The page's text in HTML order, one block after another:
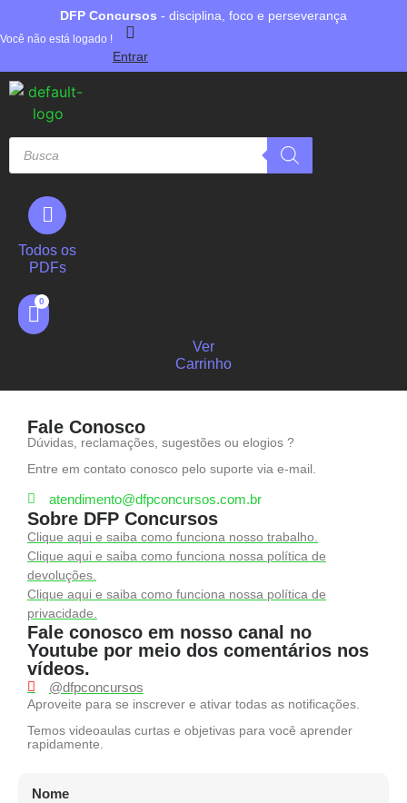
DFP Concursos - disciplina, foco e perseverança
Você não está logado !
Entrar
Todos os
PDFs
Ver
Carrinho
Fale Conosco
Dúvidas, reclamações, sugestões ou elogios ?
Entre em contato conosco pelo suporte via e-mail.
atendimento@dfpconcursos.com.br
Sobre DFP Concursos
Clique aqui e saiba como funciona nosso trabalho.
Clique aqui e saiba como funciona nossa política de
devoluções.
Clique aqui e saiba como funciona nossa política de
privacidade.
Fale conosco em nosso canal no
Youtube por meio dos comentários nos
vídeos.
@dfpconcursos
Aproveite para se inscrever e ativar todas as notificações.
Temos videoaulas curtas e objetivas para você aprender
rapidamente.
Nome